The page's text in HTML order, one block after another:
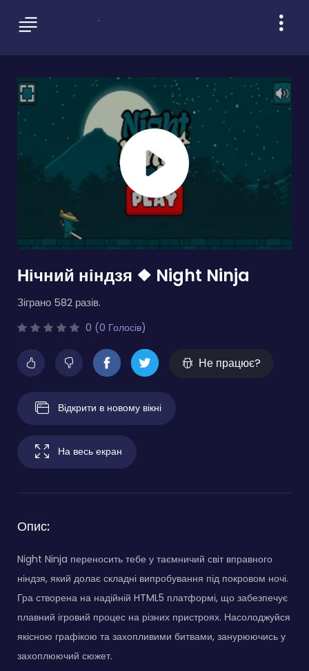
Нічний ніндзя ❖ Night Ninja
Зіграно 582 разів.
0 (0 Голосів)
Не працює?
Відкрити в новому вікні
На весь екран
Опис:
Night Ninja переносить тебе у таємничий світ вправного
ніндзя, який долає складні випробування під покровом ночі.
Гра створена на надійній HTML5 платформі, що забезпечує
плавний ігровий процес на різних пристроях. Насолоджуйся
якісною графікою та захопливими битвами, занурюючись у
захоплюючий сюжет.